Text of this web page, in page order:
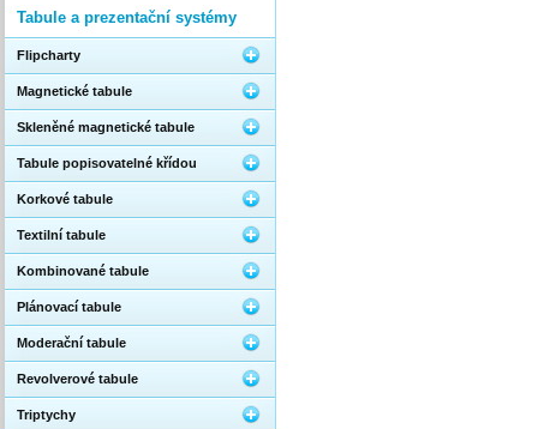
Tabule a prezentační systémy
Flipcharty
Magnetické tabule
Skleněné magnetické tabule
Tabule popisovatelné křídou
Korkové tabule
Textilní tabule
Kombinované tabule
Plánovací tabule
Moderační tabule
Revolverové tabule
Triptychy